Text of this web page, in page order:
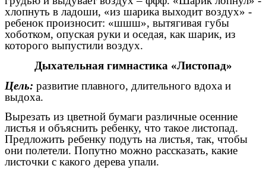
хлопнуть в ладоши, «из шарика выходит воздух» -
ребенок произносит: «шшш», вытягивая губы
хоботком, опуская руки и оседая, как шарик, из
которого выпустили воздух.
Дыхательная гимнастика «Листопад»
Цель: развитие плавного, длительного вдоха и
выдоха.
Вырезать из цветной бумаги различные осенние
листья и объяснить ребенку, что такое листопад.
Предложить ребенку подуть на листья, так, чтобы
они полетели. Попутно можно рассказать, какие
листочки с какого дерева упали.